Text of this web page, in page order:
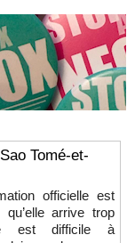
Tomé-et-
officielle est
arrive trop
est difficile à